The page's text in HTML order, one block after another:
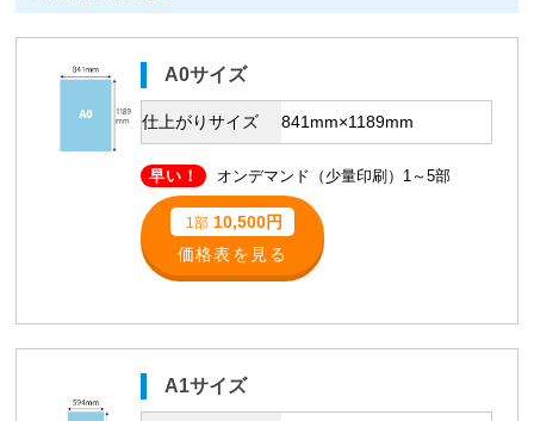
A0サイズ
仕上がりサイズ 841mm×1189mm
早い！ オンデマンド（少量印刷）1～5部
1部10,500円
価格表を見る
A1サイズ